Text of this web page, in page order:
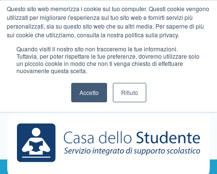
Questo sito web memorizza i cookie sul tuo computer. Questi cookie vengono
utilizzati per migliorare l'esperienza sul tuo sito web e fornirti servizi più
personalizzati, sia su questo sito web che su altri media. Per saperne di più
sui cookie che utilizziamo, consulta la nostra politica sulla privacy.
Quando visiti il ​​nostro sito non tracceremo le tue informazioni.
Tuttavia, per poter rispettare le tue preferenze, dovremo utilizzare solo
un piccolo cookie in modo che non ti venga chiesto di effettuare
nuovamente questa scelta.
Accetto Rifiuto